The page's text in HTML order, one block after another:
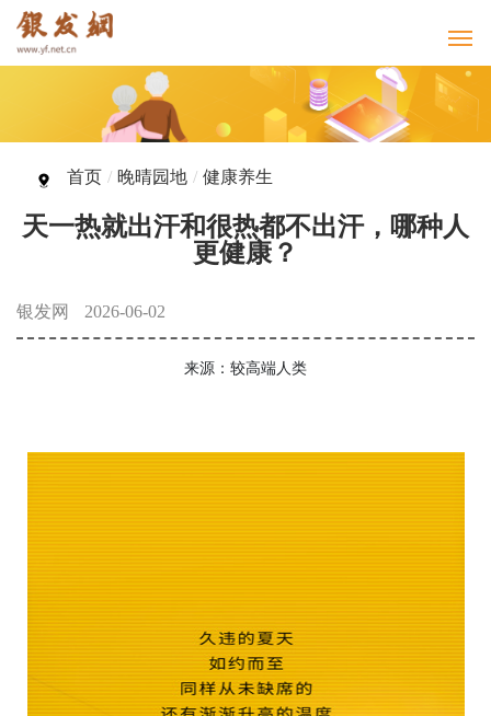
首页 / 晚晴园地 / 健康养生
天一热就出汗和很热都不出汗，哪种人
更健康？
银发网 2026-06-02
来源：较高端人类